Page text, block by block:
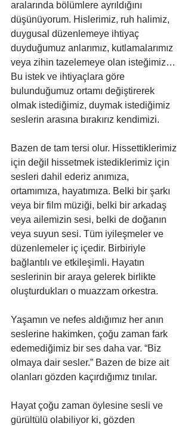
aralarında bölümlere ayrıldığını
düşünüyorum. Hislerimiz, ruh halimiz,
duygusal düzenlemeye ihtiyaç
duyduğumuz anlarımız, kutlamalarımız
veya zihin tazelemeye olan isteğimiz…
Bu istek ve ihtiyaçlara göre
bulunduğumuz ortamı değiştirerek
olmak istediğimiz, duymak istediğimiz
seslerin arasına bırakırız kendimizi.
Bazen de tam tersi olur. Hissettiklerimiz
için değil hissetmek istediklerimiz için
sesleri dahil ederiz anımıza,
ortamımıza, hayatımıza. Belki bir şarkı
veya bir film müziği, belki bir arkadaş
veya ailemizin sesi, belki de doğanın
veya suyun sesi. Tüm iyileşmeler ve
düzenlemeler iç içedir. Birbiriyle
bağlantılı ve etkileşimli. Hayatın
seslerinin bir araya gelerek birlikte
oluşturdukları o muazzam orkestra.
Yaşamın ve nefes aldığımız her anın
seslerine hakimken, çoğu zaman fark
edemediğimiz bir ses daha var. “Biz
olmaya dair sesler.” Bazen de bize ait
olanları gözden kaçırdığımız tınılar.
Hayat çoğu zaman öylesine sesli ve
gürültülü olabiliyor ki, gözden